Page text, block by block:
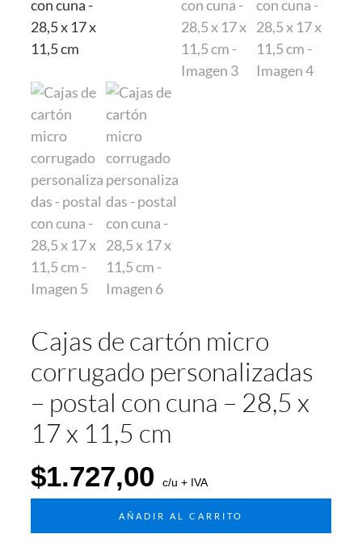
Cajas de cartón micro
corrugado personalizadas
– postal con cuna – 28,5 x
17 x 11,5 cm
$1.727,00 c/u + IVA
AÑADIR AL CARRITO